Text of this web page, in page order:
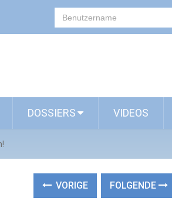
DOSSIERS VIDEOS
VORIGE FOLGENDE